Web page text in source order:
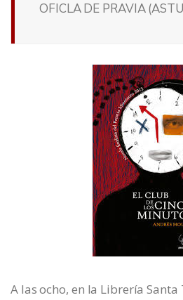
OFICLA DE PRAVIA
A las ocho, en la Librería Santa